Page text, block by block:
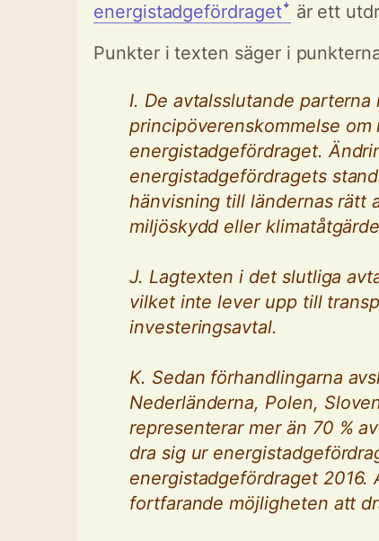
energistadgefördragetꜜ är ett
Punkter i texten säger i
I. De avtalsslutande
principöverenskommelse
energistadgefördraget.
energistadgefördragets
hänvisning till ländernas rätt
miljöskydd eller
J. Lagtexten i det slutliga
vilket inte lever upp till
investeringsavtal.
K. Sedan förhandlingarna
Nederländerna, Polen,
representerar mer än 70 %
dra sig ur
energistadgefördraget 2016.
fortfarande möjligheten att